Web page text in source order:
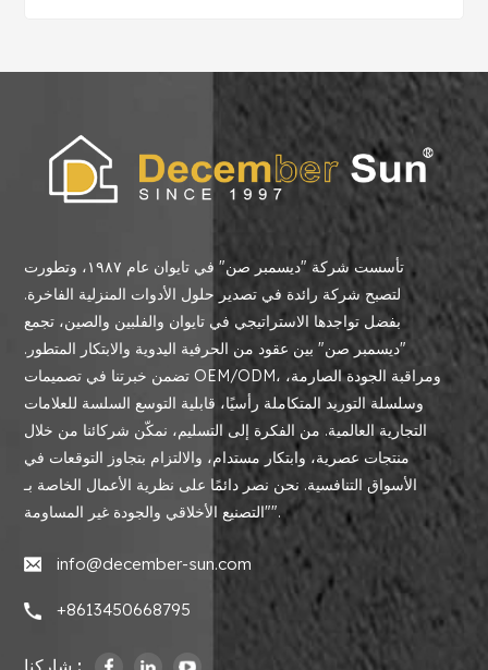
تأسست شركة "ديسمبر صن" في تايوان عام ١٩٨٧، وتطورت
لتصبح شركة رائدة في تصدير حلول الأدوات المنزلية الفاخرة.
بفضل تواجدها الاستراتيجي في تايوان والفلبين والصين، تجمع
"ديسمبر صن" بين عقود من الحرفية اليدوية والابتكار المتطور.
تضمن خبرتنا في تصميمات OEM/ODM، ومراقبة الجودة الصارمة،
وسلسلة التوريد المتكاملة رأسيًا، قابلية التوسع السلسة للعلامات
التجارية العالمية. من الفكرة إلى التسليم، نمكّن شركائنا من خلال
منتجات عصرية، وابتكار مستدام، والالتزام بتجاوز التوقعات في
الأسواق التنافسية. نحن نصر دائمًا على نظرية الأعمال الخاصة بـ
"التصنيع الأخلاقي والجودة غير المساومة".
info@december-sun.com
+8613450668795